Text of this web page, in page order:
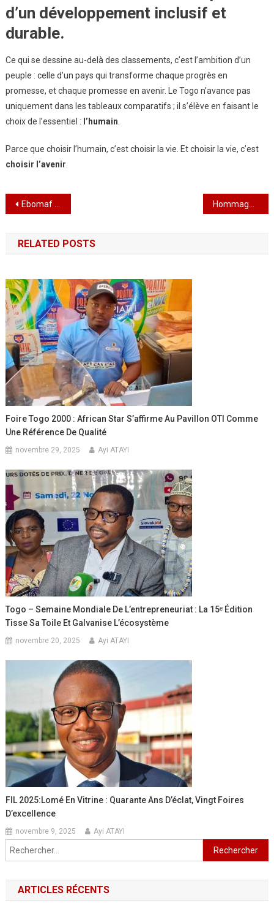
d’un développement inclusif et
durable.
Ce qui se dessine au-delà des classements, c’est l’ambition d’un
peuple : celle d’un pays qui transforme chaque progrès en
promesse, et chaque promesse en avenir. Le Togo n’avance pas
uniquement dans les tableaux comparatifs ; il s’élève en faisant le
choix de l’essentiel : l’humain.
Parce que choisir l’humain, c’est choisir la vie. Et choisir la vie, c’est
choisir l’avenir.
Navigation
de
l’article
Ebomaf : Mahamadou Bonkoungou : de l’audace aux fondations, bâtisseur d’une Afrique debout Hommage aux Sentinelles de la Nation : le Togo se souvient du 23 Septembre
RELATED POSTS
Foire Togo 2000 : African Star S’affirme Au Pavillon OTI Comme
Une Référence De Qualité
novembre 29, 2025 Ayi ATAYI
Togo – Semaine Mondiale De L’entrepreneuriat : La 15ᵉ Édition
Tisse Sa Toile Et Galvanise L’écosystème
novembre 20, 2025 Ayi ATAYI
FIL 2025:Lomé En Vitrine : Quarante Ans D’éclat, Vingt Foires
D’excellence
novembre 9, 2025 Ayi ATAYI
Rechercher :
ARTICLES RÉCENTS